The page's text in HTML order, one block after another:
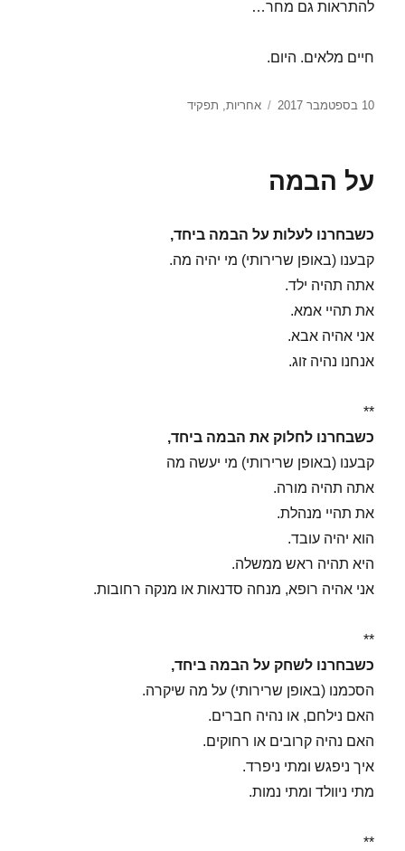
להתראות גם מחר…
חיים מלאים. היום.
פורסם
10 בספטמבר 2017 תגיות
אחריות, תפקיד
על הבמה
כשבחרנו לעלות על הבמה ביחד,
קבענו (באופן שרירותי) מי יהיה מה.
אתה תהיה ילד.
את תהיי אמא.
אני אהיה אבא.
אנחנו נהיה זוג.
**
כשבחרנו לחלוק את הבמה ביחד,
קבענו (באופן שרירותי) מי יעשה מה
אתה תהיה מורה.
את תהיי מנהלת.
הוא יהיה עובד.
היא תהיה ראש ממשלה.
אני אהיה רופא, מנחה סדנאות או מנקה רחובות.
**
כשבחרנו לשחק על הבמה ביחד,
הסכמנו (באופן שרירותי) על מה שיקרה.
האם נילחם, או נהיה חברים.
האם נהיה קרובים או רחוקים.
איך ניפגש ומתי ניפרד.
מתי ניוולד ומתי נמות.
**